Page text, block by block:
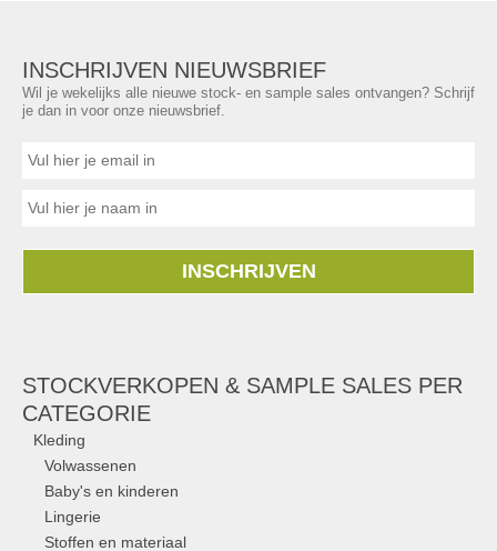
INSCHRIJVEN NIEUWSBRIEF
Wil je wekelijks alle nieuwe stock- en sample sales ontvangen? Schrijf
je dan in voor onze nieuwsbrief.
INSCHRIJVEN
STOCKVERKOPEN & SAMPLE SALES PER
CATEGORIE
Kleding
Volwassenen
Baby's en kinderen
Lingerie
Stoffen en materiaal